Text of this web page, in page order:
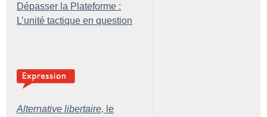
Dépasser la Plateforme :
L’unité tactique en question
Alternative libertaire, le